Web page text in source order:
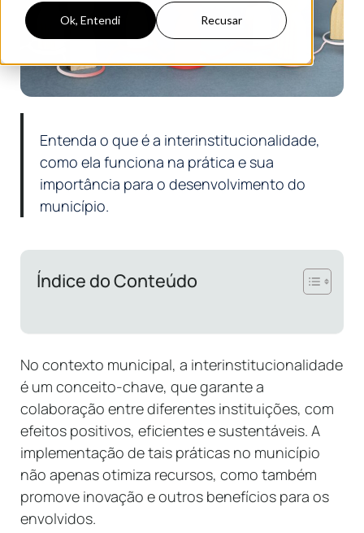
Ok, Entendi Recusar
Entenda o que é a interinstitucionalidade,
como ela funciona na prática e sua
importância para o desenvolvimento do
município.
Índice do Conteúdo
No contexto municipal, a interinstitucionalidade
é um conceito-chave, que garante a
colaboração entre diferentes instituições, com
efeitos positivos, eficientes e sustentáveis. A
implementação de tais práticas no município
não apenas otimiza recursos, como também
promove inovação e outros benefícios para os
envolvidos.